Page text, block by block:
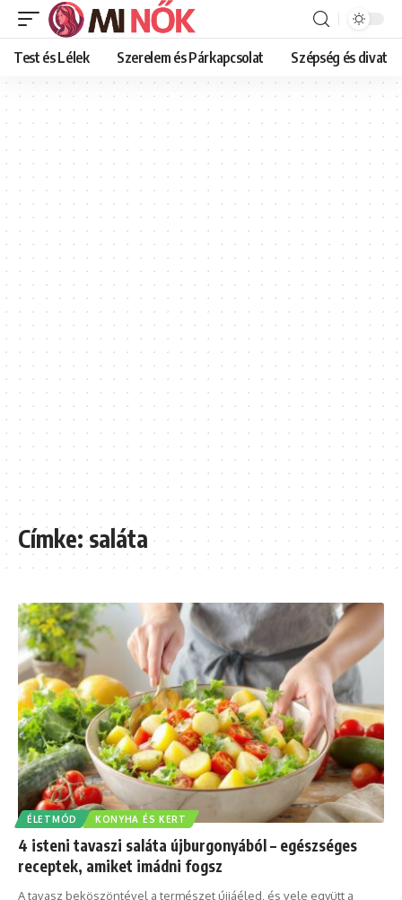
Test és Lélek Szerelem és Párkapcsolat Szépség és divat
Címke:saláta
ÉLETMÓD KONYHA ÉS KERT
4 isteni tavaszi saláta újburgonyából – egészséges
receptek, amiket imádni fogsz
A tavasz beköszöntével a természet újjáéled, és vele együtt a